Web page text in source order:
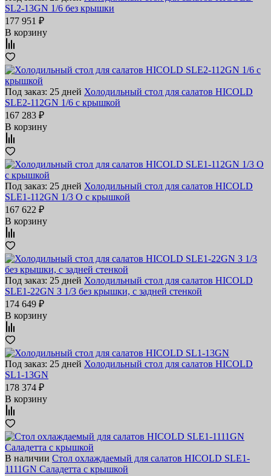
SL2-13GN 1/6 без крышки
177 951 ₽
В корзину
Под заказ: 25 дней Холодильный стол для салатов HICOLD
SLE2-112GN 1/6 с крышкой
167 283 ₽
В корзину
Под заказ: 25 дней Холодильный стол для салатов HICOLD
SLE1-112GN 1/3 O с крышкой
167 622 ₽
В корзину
Под заказ: 25 дней Холодильный стол для салатов HICOLD
SLE1-22GN З 1/3 без крышки, с задней стенкой
174 649 ₽
В корзину
Под заказ: 25 дней Холодильный стол для салатов HICOLD
SL1-13GN
178 374 ₽
В корзину
В наличии Стол охлаждаемый для салатов HICOLD SLE1-
1111GN Саладетта с крышкой